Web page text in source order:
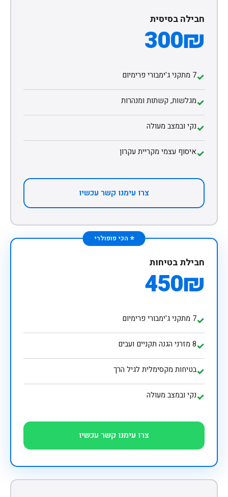
חבילה בסיסית
300₪
✓7 מתקני ג'ימבורי פרימיום
✓מגלשות, קשתות ומנהרות
✓נקי ובמצב מעולה
✓איסוף עצמי מקריית עקרון
צרו עימנו קשר עכשיו
⭐ הכי פופולרי
חבילת בטיחות
450₪
✓7 מתקני ג'ימבורי פרימיום
✓8 מזרני הגנה תקניים ועבים
✓בטיחות מקסימלית לגיל הרך
✓נקי ובמצב מעולה
צרו עימנו קשר עכשיו